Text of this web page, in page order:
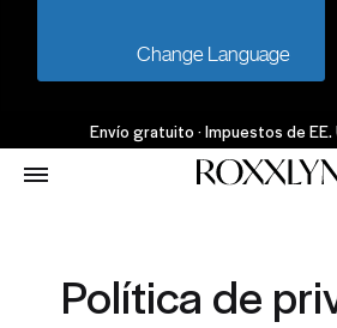
Envío gratuito · Impuestos de EE.
Política de